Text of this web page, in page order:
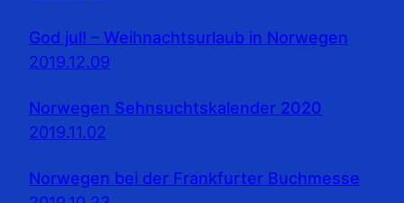
God jul! – Weihnachtsurlaub in Norwegen
2019.12.09
Norwegen Sehnsuchtskalender 2020
2019.11.02
Norwegen bei der Frankfurter Buchmesse